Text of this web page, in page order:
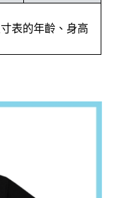
表的年齡、身高